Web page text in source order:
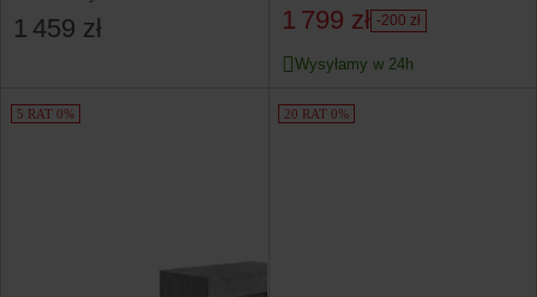
1 459 zł 1 799 zł -200 zł
Wysyłamy w 24h
5 RAT 0% 20 RAT 0%